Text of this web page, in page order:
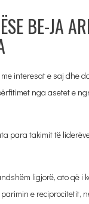
BE-JA
interesat e saj dhe
nga asetet e
para takimit të
ligjorë, ato që
e reciprocitetit,